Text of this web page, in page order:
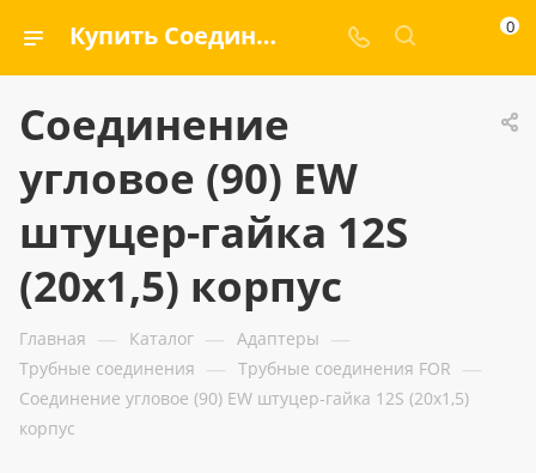
Купить Соединение угловое (90) EW штуцер-гайка 12S (20x1,5) корпус — ООО «ГИДРАМАКС» 0
Соединение
угловое (90) EW
штуцер-гайка 12S
(20x1,5) корпус
Главная — Каталог — Адаптеры —
Трубные соединения — Трубные соединения FOR —
Соединение угловое (90) EW штуцер-гайка 12S (20x1,5)
корпус